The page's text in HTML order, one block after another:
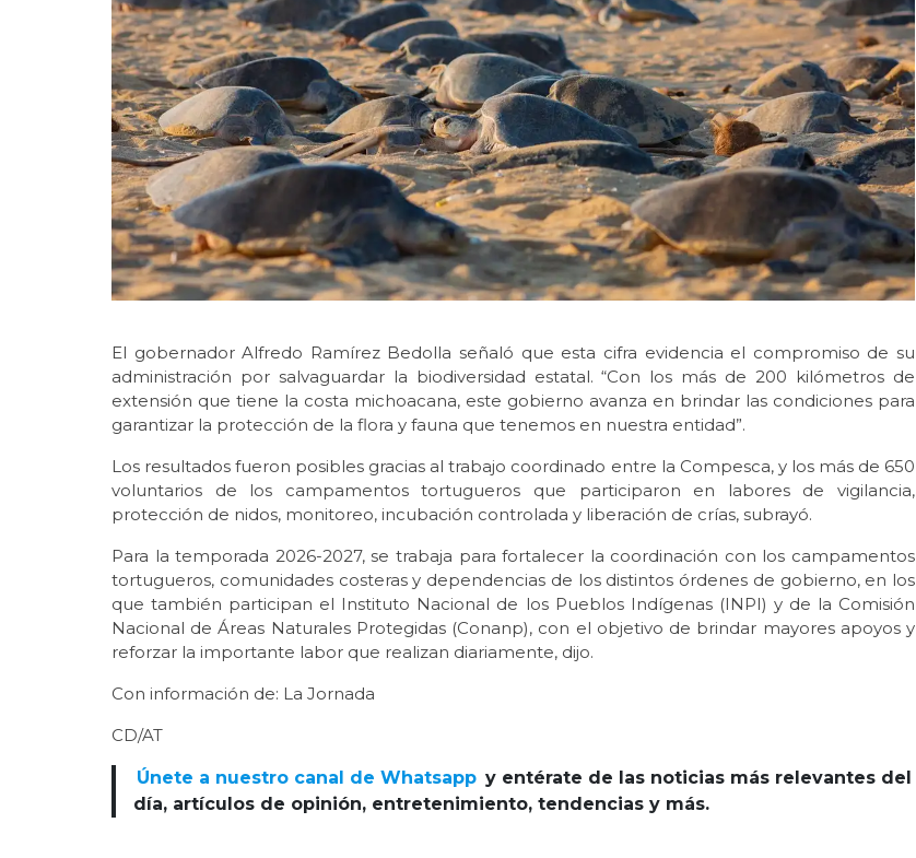
El gobernador Alfredo Ramírez Bedolla señaló que esta cifra evidencia el compromiso de su
administración por salvaguardar la biodiversidad estatal. “Con los más de 200 kilómetros de
extensión que tiene la costa michoacana, este gobierno avanza en brindar las condiciones para
garantizar la protección de la flora y fauna que tenemos en nuestra entidad”.
Los resultados fueron posibles gracias al trabajo coordinado entre la Compesca, y los más de 650
voluntarios de los campamentos tortugueros que participaron en labores de vigilancia,
protección de nidos, monitoreo, incubación controlada y liberación de crías, subrayó.
Para la temporada 2026-2027, se trabaja para fortalecer la coordinación con los campamentos
tortugueros, comunidades costeras y dependencias de los distintos órdenes de gobierno, en los
que también participan el Instituto Nacional de los Pueblos Indígenas (INPI) y de la Comisión
Nacional de Áreas Naturales Protegidas (Conanp), con el objetivo de brindar mayores apoyos y
reforzar la importante labor que realizan diariamente, dijo.
Con información de: La Jornada
CD/AT
Únete a nuestro canal de Whatsapp y entérate de las noticias más relevantes del
día, artículos de opinión, entretenimiento, tendencias y más.